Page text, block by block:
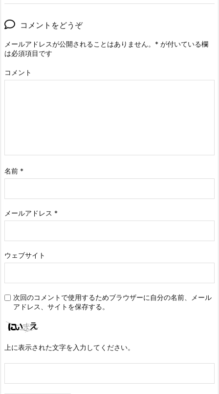
コメントをどうぞ
メールアドレスが公開されることはありません。 * が付いている欄
は必須項目です
コメント
名前 *
メールアドレス *
ウェブサイト
次回のコメントで使用するためブラウザーに自分の名前、メール
アドレス、サイトを保存する。
上に表示された文字を入力してください。